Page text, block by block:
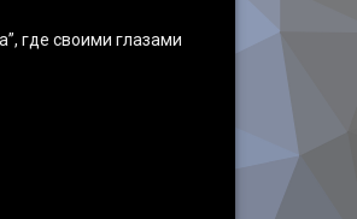
где своими глазами